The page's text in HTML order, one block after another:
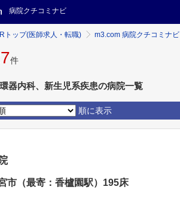
病院クチコミナビ
トップ(医師求人・転職) m3.com 病院クチコミナ
件
器内科、新生児系疾患の病院一覧
順に表示
市（最寄：香櫨園駅）195床